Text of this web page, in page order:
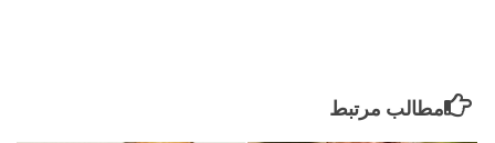
مطالب مرتبط